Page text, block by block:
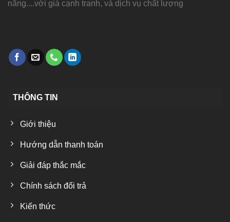
năng....với giá cạnh tranh, và dịch vụ chất lượng
THÔNG TIN
Giới thiệu
Hướng dẫn thanh toán
Giải đáp thắc mắc
Chính sách đổi trả
Kiến thức